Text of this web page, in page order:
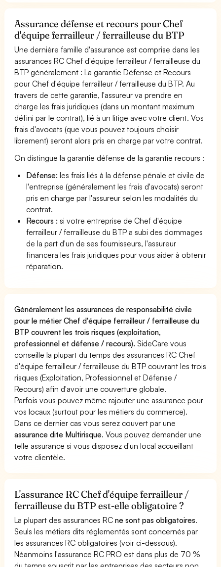
Assurance défense et recours pour Chef
d'équipe ferrailleur / ferrailleuse du BTP
Une dernière famille d'assurance est comprise dans les
assurances RC Chef d'équipe ferrailleur / ferrailleuse du
BTP généralement : La garantie Défense et Recours
pour Chef d'équipe ferrailleur / ferrailleuse du BTP. Au
travers de cette garantie, l'assureur va prendre en
charge les frais juridiques (dans un montant maximum
défini par le contrat), lié à un litige avec votre client. Vos
frais d'avocats (que vous pouvez toujours choisir
librement) seront alors pris en charge par votre contrat.
On distingue la garantie défense de la garantie recours :
Défense: les frais liés à la défense pénale et civile de
l'entreprise (généralement les frais d'avocats) seront
pris en charge par l'assureur selon les modalités du
contrat.
Recours : si votre entreprise de Chef d'équipe
ferrailleur / ferrailleuse du BTP a subi des dommages
de la part d'un de ses fournisseurs, l'assureur
financera les frais juridiques pour vous aider à obtenir
réparation.
Généralement les assurances de responsabilité civile
pour le métier Chef d'équipe ferrailleur / ferrailleuse du
BTP couvrent les trois risques (exploitation,
professionnel et défense / recours). SideCare vous
conseille la plupart du temps des assurances RC Chef
d'équipe ferrailleur / ferrailleuse du BTP couvrant les trois
risques (Exploitation, Professionnel et Défense /
Recours) afin d'avoir une couverture globale.
Parfois vous pouvez même rajouter une assurance pour
vos locaux (surtout pour les métiers du commerce).
Dans ce dernier cas vous serez couvert par une
assurance dite Multirisque. Vous pouvez demander une
telle assurance si vous disposez d'un local accueillant
votre clientèle.
L'assurance RC Chef d'équipe ferrailleur /
ferrailleuse du BTP est-elle obligatoire ?
La plupart des assurances RCne sont pas obligatoires.
Seuls les métiers dits réglementés sont concernés par
les assurances RC obligatoires (voir ci-dessous).
Néanmoins l'assurance RC PRO est dans plus de 70 %